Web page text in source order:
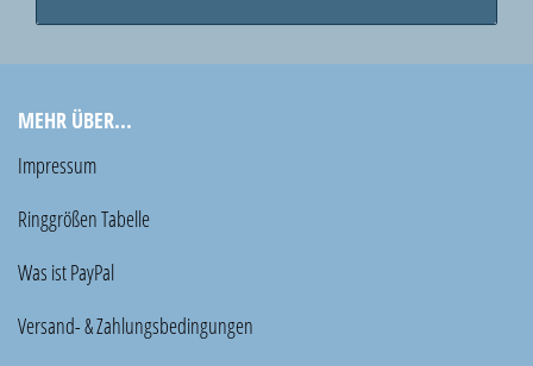
MEHR ÜBER...
Impressum
Ringgrößen Tabelle
Was ist PayPal
Versand- & Zahlungsbedingungen